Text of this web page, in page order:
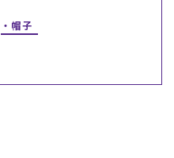
帽子